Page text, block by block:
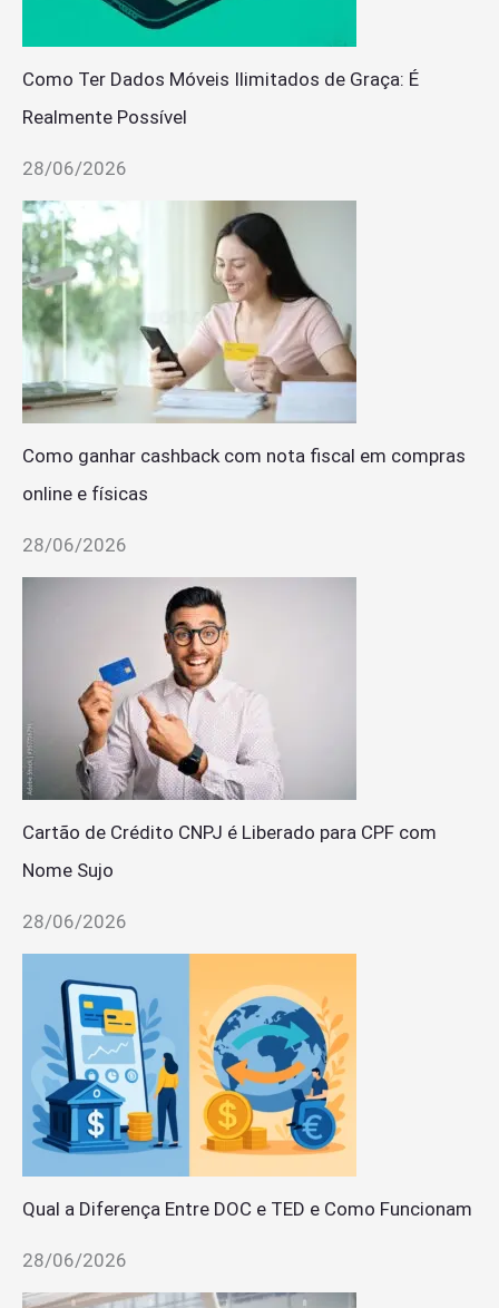
Como Ter Dados Móveis Ilimitados de Graça: É
Realmente Possível
28/06/2026
Como ganhar cashback com nota fiscal em compras
online e físicas
28/06/2026
Cartão de Crédito CNPJ é Liberado para CPF com
Nome Sujo
28/06/2026
Qual a Diferença Entre DOC e TED e Como Funcionam
28/06/2026